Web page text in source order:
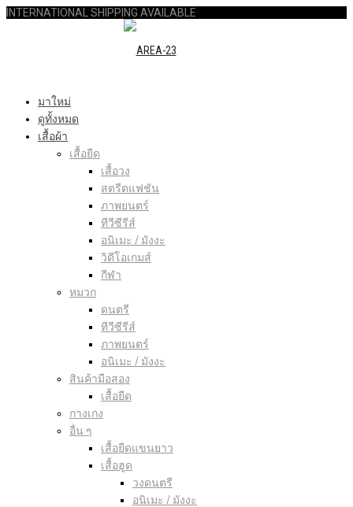
INTERNATIONAL SHIPPING AVAILABLE
มาใหม่
ดูทั้งหมด
เสื้อผ้า
เสื้อยืด
เสื้อวง
สตรีตแฟชัน
ภาพยนตร์
ทีวีซีรีส์
อนิเมะ / มังงะ
วิดีโอเกมส์
กีฬา
หมวก
ดนตรี
ทีวีซีรีส์
ภาพยนตร์
อนิเมะ / มังงะ
สินค้ามือสอง
เสื้อยืด
กางเกง
อื่น ๆ
เสื้อยืดแขนยาว
เสื้อฮูด
วงดนตรี
อนิเมะ / มังงะ